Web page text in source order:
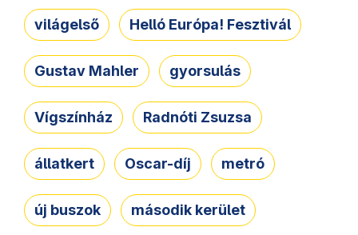
világelső Helló Európa! Fesztivál
Gustav Mahler gyorsulás
Vígszínház Radnóti Zsuzsa
állatkert Oscar-díj metró
új buszok második kerület